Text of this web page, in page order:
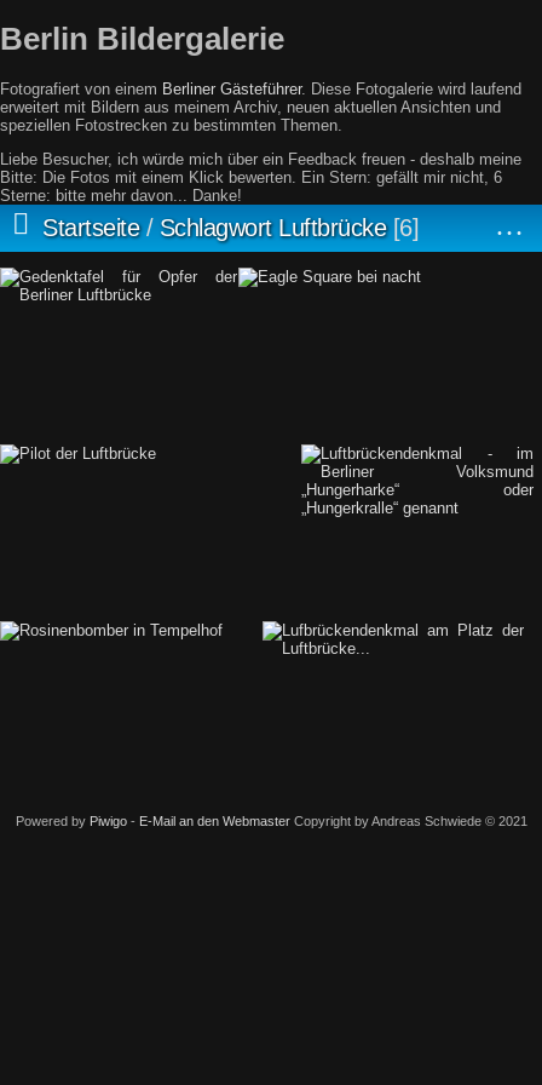
Berlin Bildergalerie
Fotografiert von einem Berliner Gästeführer. Diese Fotogalerie wird laufend
erweitert mit Bildern aus meinem Archiv, neuen aktuellen Ansichten und
speziellen Fotostrecken zu bestimmten Themen.
Liebe Besucher, ich würde mich über ein Feedback freuen - deshalb meine
Bitte: Die Fotos mit einem Klick bewerten. Ein Stern: gefällt mir nicht, 6
Sterne: bitte mehr davon... Danke!
Startseite/ Schlagwort Luftbrücke 6
Powered by Piwigo- E-Mail an den Webmaster Copyright by Andreas Schwiede © 2021